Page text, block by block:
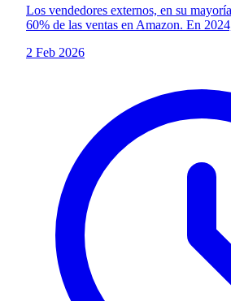
Los vendedores externos, en su
60% de las ventas en Amazon. En
2 Feb 2026